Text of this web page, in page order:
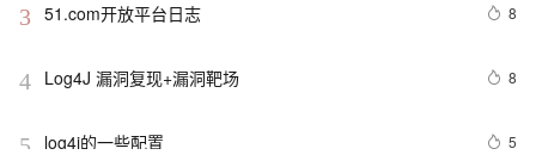
3 51.com开放平台日志 8
4 Log4J 漏洞复现+漏洞靶场 8
5 log4j的一些配置 5